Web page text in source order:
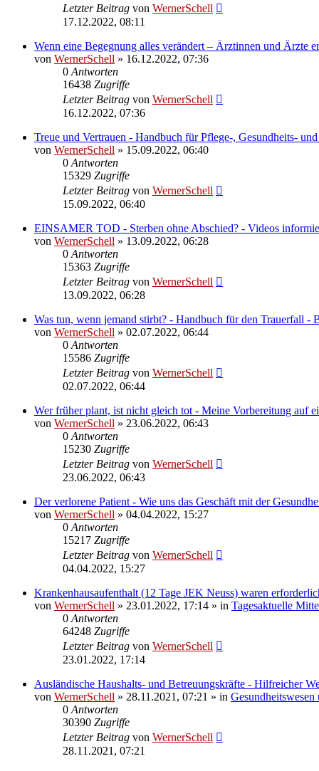
Letzter Beitrag von WernerSchell
17.12.2022, 08:11
Wenn eine Begegnung alles verändert – Ärztinnen und Ärzte
von WernerSchell » 16.12.2022, 07:36
0 Antworten
16438 Zugriffe
Letzter Beitrag von WernerSchell
16.12.2022, 07:36
Treue und Vertrauen - Handbuch für Pflege-, Gesundheits-
von WernerSchell » 15.09.2022, 06:40
0 Antworten
15329 Zugriffe
Letzter Beitrag von WernerSchell
15.09.2022, 06:40
EINSAMER TOD - Sterben ohne Abschied? - Videos
von WernerSchell » 13.09.2022, 06:28
0 Antworten
15363 Zugriffe
Letzter Beitrag von WernerSchell
13.09.2022, 06:28
Was tun, wenn jemand stirbt? - Handbuch für den Trauerfall -
von WernerSchell » 02.07.2022, 06:44
0 Antworten
15586 Zugriffe
Letzter Beitrag von WernerSchell
02.07.2022, 06:44
Wer früher plant, ist nicht gleich tot - Meine Vorbereitung auf
von WernerSchell » 23.06.2022, 06:43
0 Antworten
15230 Zugriffe
Letzter Beitrag von WernerSchell
23.06.2022, 06:43
Der verlorene Patient - Wie uns das Geschäft mit der
von WernerSchell » 04.04.2022, 15:27
0 Antworten
15217 Zugriffe
Letzter Beitrag von WernerSchell
04.04.2022, 15:27
Krankenhausaufenthalt (12 Tage JEK Neuss) waren
von WernerSchell » 23.01.2022, 17:14 » in Tagesaktuelle
0 Antworten
64248 Zugriffe
Letzter Beitrag von WernerSchell
23.01.2022, 17:14
Ausländische Haushalts- und Betreuungskräfte - Hilfreicher
von WernerSchell » 28.11.2021, 07:21 » in
0 Antworten
30390 Zugriffe
Letzter Beitrag von WernerSchell
28.11.2021, 07:21